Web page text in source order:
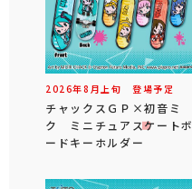
2026年8 月 上旬 登場予定
チャックスＧＰ×初音ミ
ク ミニチュアスケートボ
ードキーホルダー